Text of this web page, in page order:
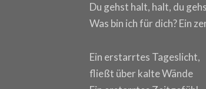
Du gehst halt, halt, du
Was bin ich für dich? Ein
Ein erstarrtes Tageslicht,
fließt über kalte Wände